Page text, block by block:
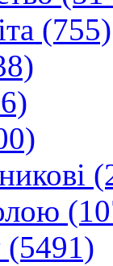
(755)
(5491)